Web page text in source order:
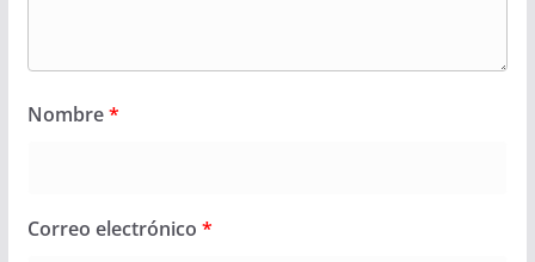
Nombre*
Correo electrónico *